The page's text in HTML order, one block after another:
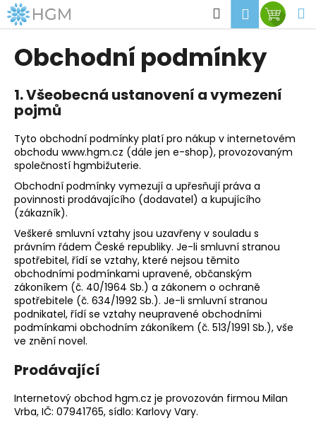
Přejít
na
obsah
Hledat
Obchodní podmínky
1. Všeobecná ustanovení a vymezení
pojmů
Tyto obchodní podmínky platí pro nákup v internetovém
obchodu www.hgm.cz (dále jen e-shop), provozovaným
společností hgmbižuterie.
Obchodní podmínky vymezují a upřesňují práva a
povinnosti prodávajícího (dodavatel) a kupujícího
(zákazník).
Veškeré smluvní vztahy jsou uzavřeny v souladu s
právním řádem České republiky. Je-li smluvní stranou
spotřebitel, řídí se vztahy, které nejsou těmito
obchodními podmínkami upravené, občanským
zákoníkem (č. 40/1964 Sb.) a zákonem o ochraně
spotřebitele (č. 634/1992 Sb.). Je-li smluvní stranou
podnikatel, řídí se vztahy neupravené obchodními
podmínkami obchodním zákoníkem (č. 513/1991 Sb.), vše
ve znění novel.
Prodávající
Internetový obchod hgm.cz je provozován firmou Milan
Vrba, IČ: 07941765, sídlo: Karlovy Vary.
K
o
o
p
o
t
ř
e
b
u
j
e
t
e
n
a
í
t
?